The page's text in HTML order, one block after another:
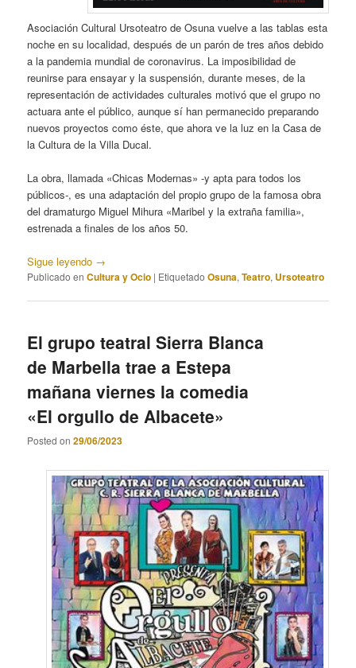
Asociación Cultural Ursoteatro de Osuna vuelve a las tablas esta
noche en su localidad, después de un parón de tres años debido
a la pandemia mundial de coronavirus. La imposibilidad de
reunirse para ensayar y la suspensión, durante meses, de la
representación de actividades culturales motivó que el grupo no
actuara ante el público, aunque sí han permanecido preparando
nuevos proyectos como éste, que ahora ve la luz en la Casa de
la Cultura de la Villa Ducal.
La obra, llamada «Chicas Modernas» -y apta para todos los
públicos-, es una adaptación del propio grupo de la famosa obra
del dramaturgo Miguel Mihura «Maribel y la extraña familia»,
estrenada a finales de los años 50.
Sigue leyendo →
Publicado en Cultura y Ocio | Etiquetado Osuna,Teatro, Ursoteatro
El grupo teatral Sierra Blanca
de Marbella trae a Estepa
mañana viernes la comedia
«El orgullo de Albacete»
Posted on29/06/2023